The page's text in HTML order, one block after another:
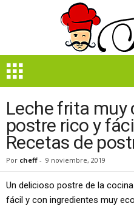
e
Leche frita muy
postre rico y
Recetas de
Por cheff - 9 noviembre, 2019
Un delicioso postre de la
fácil y con ingredientes muy